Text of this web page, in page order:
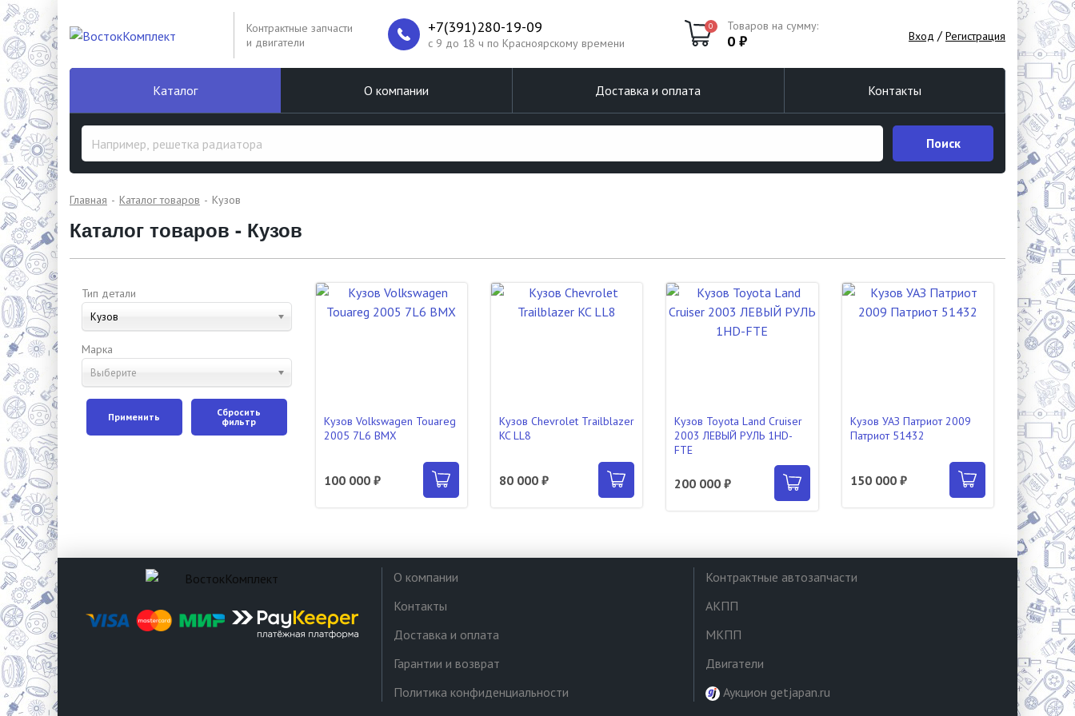
Контрактные запчасти
и двигатели
+7(391)280-19-09
c 9 до 18 ч по Красноярскому времени
0 Товаров на сумму:
0 ₽ Вход / Регистрация
Каталог О компании Доставка и оплата Контакты
Поиск
Главная Каталог товаров Кузов
Каталог товаров - Кузов
Тип детали
Кузов
Марка
Выберите
Применить
Сбросить
фильтр
Кузов Volkswagen Touareg
2005 7L6 BMX
100 000 ₽
Кузов Chevrolet Trailblazer
KC LL8
80 000 ₽
Кузов Toyota Land Cruiser
2003 ЛЕВЫЙ РУЛЬ 1HD-
FTE
200 000 ₽
Кузов УАЗ Патриот 2009
Патриот 51432
150 000 ₽
О компании
Контакты
Доставка и оплата
Гарантии и возврат
Политика конфиденциальности
Контрактные автозапчасти
АКПП
МКПП
Двигатели
Аукцион getjapan.ru